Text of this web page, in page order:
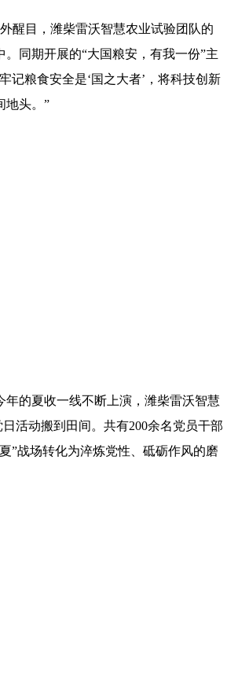
醒目，潍柴雷沃智慧农业试验团队的
同期开展的“大国粮安，有我一份”主
记粮食安全是‘国之大者’，将科技创新
地头。”
的夏收一线不断上演，潍柴雷沃智慧
活动搬到田间。共有200余名党员干部
”战场转化为淬炼党性、砥砺作风的磨